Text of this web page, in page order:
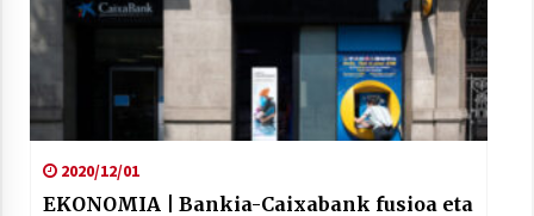
2020/12/01
EKONOMIA | Bankia-Caixabank fusioa eta